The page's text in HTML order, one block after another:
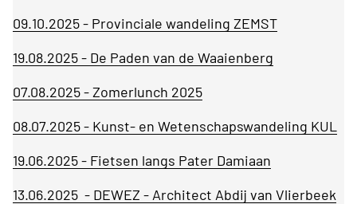
09.10.2025 - Provinciale wandeling ZEMST
19.08.2025 - De Paden van de Waaienberg
07.08.2025 - Zomerlunch 2025
08.07.2025 - Kunst- en Wetenschapswandeling KUL
19.06.2025 - Fietsen langs Pater Damiaan
13.06.2025 - DEWEZ - Architect Abdij van Vlierbeek